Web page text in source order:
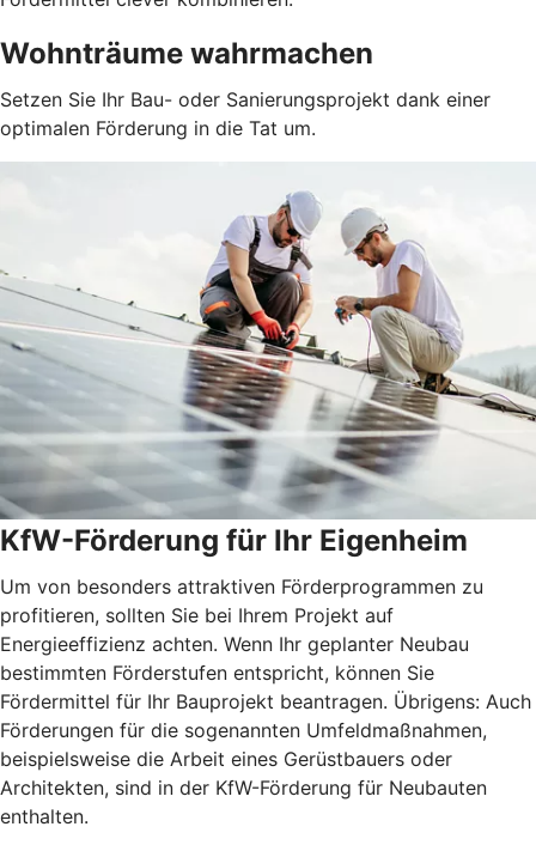
Wohnträume wahrmachen
Setzen Sie Ihr Bau- oder Sanierungsprojekt dank einer
optimalen Förderung in die Tat um.
KfW-Förderung für Ihr Eigenheim
Um von besonders attraktiven Förderprogrammen zu
profitieren, sollten Sie bei Ihrem Projekt auf
Energieeffizienz achten. Wenn Ihr geplanter Neubau
bestimmten Förderstufen entspricht, können Sie
Fördermittel für Ihr Bauprojekt beantragen. Übrigens: Auch
Förderungen für die sogenannten Umfeldmaßnahmen,
beispielsweise die Arbeit eines Gerüstbauers oder
Architekten, sind in der KfW-Förderung für Neubauten
enthalten.